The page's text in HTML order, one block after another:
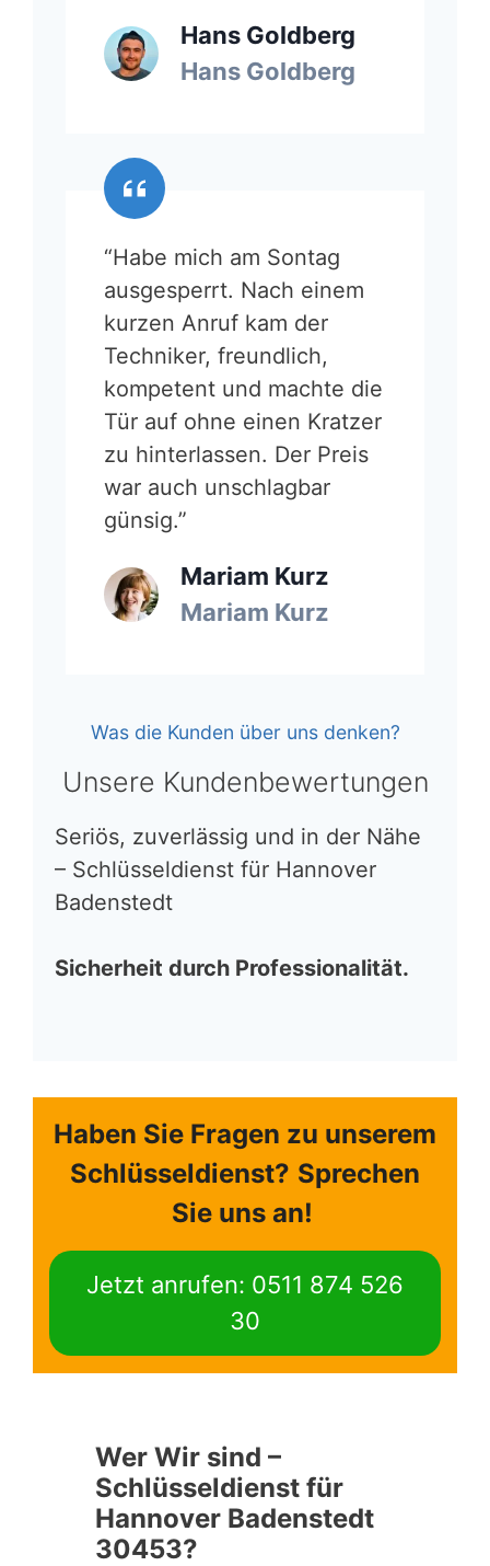
Hans Goldberg
Hans Goldberg
“Habe mich am Sontag
ausgesperrt. Nach einem
kurzen Anruf kam der
Techniker, freundlich,
kompetent und machte die
Tür auf ohne einen Kratzer
zu hinterlassen. Der Preis
war auch unschlagbar
günsig.”
Mariam Kurz
Mariam Kurz
Was die Kunden über uns denken?
Unsere Kundenbewertungen
Seriös, zuverlässig und in der Nähe
– Schlüsseldienst für Hannover
Badenstedt
Sicherheit durch Professionalität.
Haben Sie Fragen zu unserem
Schlüsseldienst? Sprechen
Sie uns an!
Jetzt anrufen: 0511 874 526
30
Wer Wir sind –
Schlüsseldienst für
Hannover Badenstedt
30453?